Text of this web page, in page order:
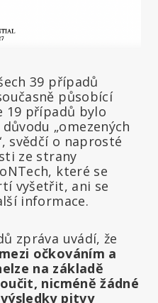
39 případů
působící
19 případů bylo
„omezených
svědčí o naprosté
ze strany
které se
vyšetřit, ani se
informace.
zpráva uvádí, že
očkováním a
na základě
nicméněžádné
pitvy